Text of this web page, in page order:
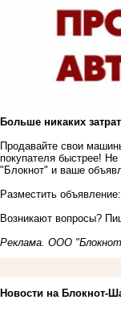
Больше никаких
Продавайте свои
покупателя быстрее!
"Блокнот" и ваше
Разместить объявление:
Возникают вопросы?
Реклама. ООО
Новости на Блoкнoт-